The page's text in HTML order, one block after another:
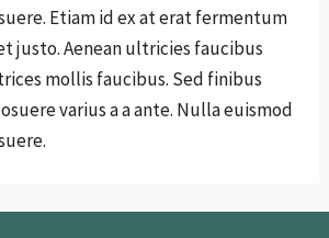
Etiam id ex at erat fermentum
justo. Aenean ultricies faucibus
mollis faucibus. Sed finibus
varius a a ante. Nulla euismod